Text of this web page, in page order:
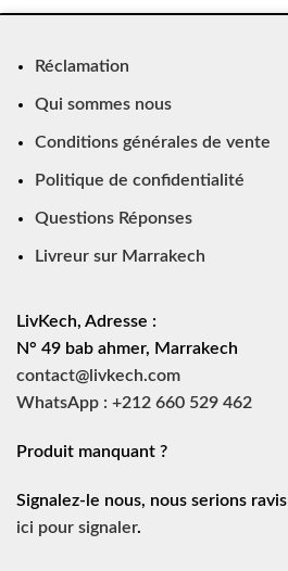
Réclamation
Qui sommes nous
Conditions générales de vente
Politique de confidentialité
Questions Réponses
Livreur sur Marrakech
LivKech, Adresse :
N° 49 bab ahmer, Marrakech
contact@livkech.com
WhatsApp : +212 660 529 462
Produit manquant ?
Signalez-le nous, nous serions
ici pour signaler.